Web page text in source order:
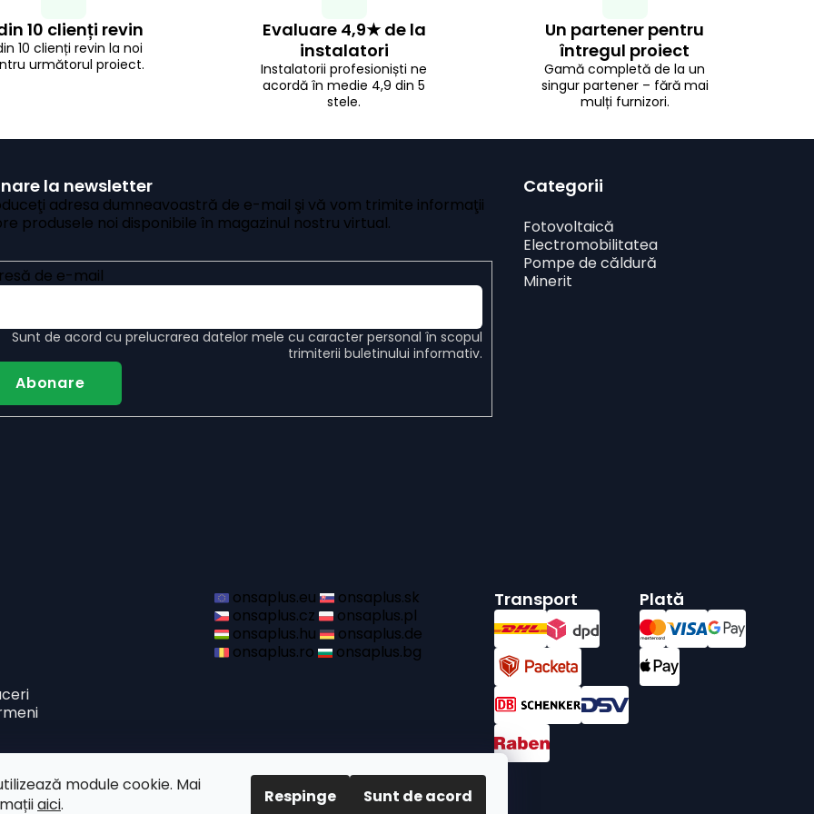
module cookie. Mai
aici. Respinge Sunt de acord
10 clienți revin
10 clienți revin la noi
următorul proiect.
Evaluare 4,9★ de la
instalatori
Instalatorii profesioniști ne
acordă în medie 4,9 din 5
stele.
Un partener pentru
întregul proiect
Gamă completă de la un
singur partener – fără mai
mulți furnizori.
la newsletter
adresa dumneavoastră de e-mail şi vă vom trimite informaţii
produsele noi disponibile în magazinul nostru virtual.
de e-mail
Sunt de acord cu prelucrarea datelor mele cu caracter personal în scopul
trimiterii buletinului informativ.
Abonare
Categorii
Fotovoltaică
Electromobilitatea
Pompe de căldură
Minerit
onsaplus.eu
onsaplus.sk
onsaplus.cz
onsaplus.pl
onsaplus.hu
onsaplus.de
onsaplus.ro
onsaplus.bg
Transport Plată